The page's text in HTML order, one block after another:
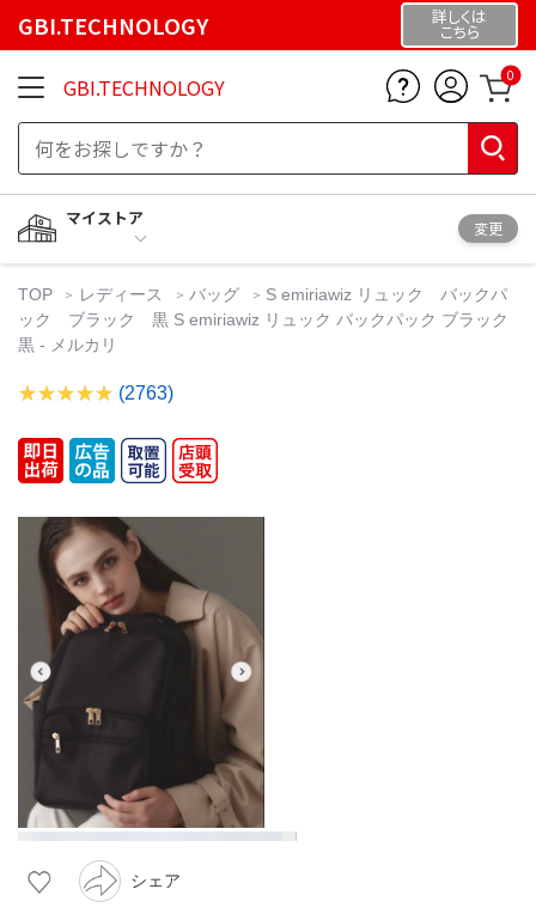
GBI.TECHNOLOGY 詳しくは
こちら
GBI.TECHNOLOGY 0
マイストア
変更
TOP レディース バッグ
S emiriawiz リュック バックパ
ック ブラック 黒 S emiriawiz リュック バックパック ブラック
黒 - メルカリ
(2763)
シェア